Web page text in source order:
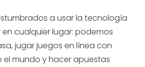
a usar la tecnología
cualquier lugar: podemos
jugar juegos en línea con
mundo y hacer apuestas